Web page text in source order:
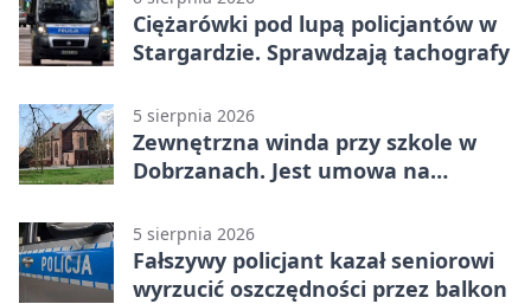
Ciężarówki pod lupą policjantów w
Stargardzie. Sprawdzają tachografy
5 sierpnia 2026
Zewnętrzna winda przy szkole w
Dobrzanach. Jest umowa na
5 sierpnia 2026
Fałszywy policjant kazał seniorowi
wyrzucić oszczędności przez balkon